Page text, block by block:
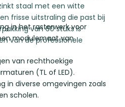
staal met een witte
frisse uitstraling die past bij
van 60 stuks is
van de professionele
in het rasterwerk voor
modulemaat van
van rechthoekige
(TL of LED).
in diverse omgevingen zoals
scholen.